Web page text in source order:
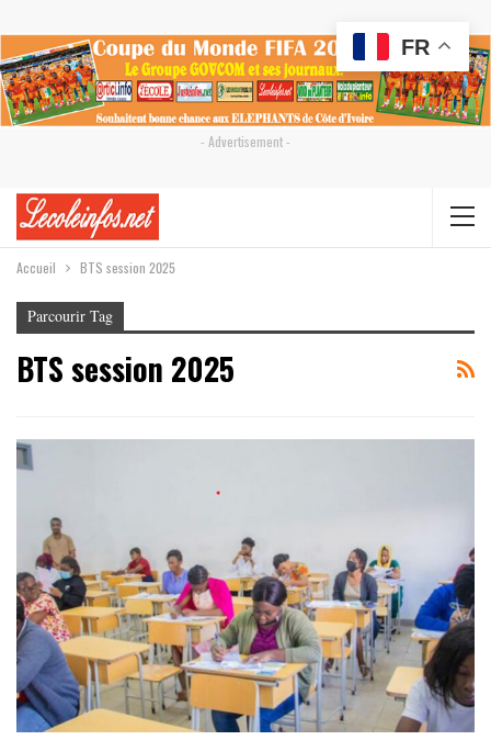
- Advertisement -
Accueil BTS session 2025
Parcourir Tag
BTS session 2025
FR